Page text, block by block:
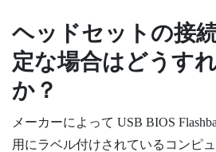
ヘッドセットの接
定な場合はどうす
か？
メーカーによって USB BIOS
用にラベル付けされているコンピ